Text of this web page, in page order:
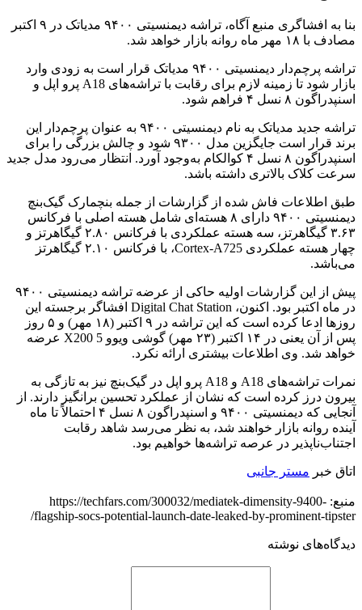
بنا به افشاگری منبع آگاه، تراشه دیمنسیتی ۹۴۰۰ مدیاتک در ۹ اکتبر
مصادف با ۱۸ مهر ماه روانه بازار خواهد شد.
تراشه پرچم‌دار دیمنسیتی ۹۴۰۰ مدیاتک قرار است به زودی وارد
بازار شود تا زمینه لازم برای رقابت با تراشه‌های A18 پرو اپل و
اسنپدراگون ۸ نسل ۴ فراهم شود.
تراشه جدید مدیاتک به نام دیمنسیتی ۹۴۰۰ به عنوان پرچم‌دار این
برند قرار است جایگزین مدل ۹۳۰۰ شود و چالش بزرگی را برای
اسنپدراگون ۸ نسل ۴ کوالکام به‌وجود آورد. انتظار می‌رود مدل جدید
سرعت کلاک بالاتری داشته باشد.
طبق اطلاعات فاش شده از گزارشات از جمله بنچمارک گیک‌بنچ
دیمنسیتی ۹۴۰۰ دارای ۸ هسته‌ای شامل هسته اصلی با فرکانس
۳.۶۳ گیگاهرتز، سه هسته عملکردی با فرکانس ۲.۸۰ گیگاهرتز و
چهار هسته عملکردی Cortex-A725، با فرکانس ۲.۱۰ گیگاهرتز
می‌باشد.
پیش از این گزارشات اولیه حاکی از عرضه تراشه دیمنسیتی ۹۴۰۰
در ماه اکتبر بود. اکنون، Digital Chat Station افشاگر برجسته این
روزها ادعا کرده است که این تراشه در ۹ اکتبر (۱۸ مهر) و ۵ روز
پس از آن یعنی در ۱۴ اکتبر (۲۳ مهر) گوشی ویوو X200 5 عرضه
خواهد شد. وی اطلاعات بیشتری ارائه نکرد.
نمرات تراشه‌های A18 و A18 پرو اپل در گیک‌بنچ نیز به تازگی به
بیرون درز کرده است که نشان از عملکرد تحسین برانگیز دارند. از
آنجایی که دیمنسیتی ۹۴۰۰ و اسنپدراگون ۸ نسل ۴ احتمالاً تا ماه
آینده روانه بازار خواهند شد، به نظر می‌رسد شاهد رقابت
اجتناب‌ناپذیر در عرصه تراشه‌ها خواهیم بود.
اتاق خبر مستر جانبی
منبع: https://techfars.com/300032/mediatek-dimensity-9400-
flagship-socs-potential-launch-date-leaked-by-prominent-tipster/
دیدگاه‌های نوشته